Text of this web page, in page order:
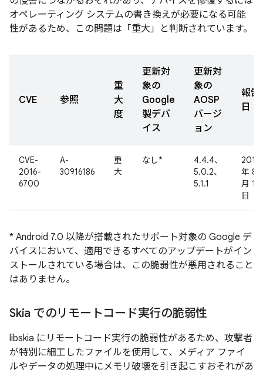
オペレーティング システムの書き換えが必要になる可能
性があるため、この問題は「重大」と判断されています。
CVE 参照
重
大
度
更新対
象の
Google
製デバ
イス
更新対
象の
AOSP
バージ
ョン
報告
日
CVE-
2016-
6700
A-
30916186
重
大
なし*
4.4.4、
5.0.2、
5.1.1
2016
年 8
月 17
日
* Android 7.0 以降が搭載されたサポート対象の Google デ
バイスにおいて、適用できるすべてのアップデートがイン
ストールされている場合は、この脆弱性が悪用されること
はありません。
Skia でのリモートコード実行の脆弱性
libskia にリモートコード実行の脆弱性があるため、攻撃者
が特別に細工したファイルを使用して、メディア ファイ
ルやデータの処理中にメモリ破壊を引き起こすおそれがあ